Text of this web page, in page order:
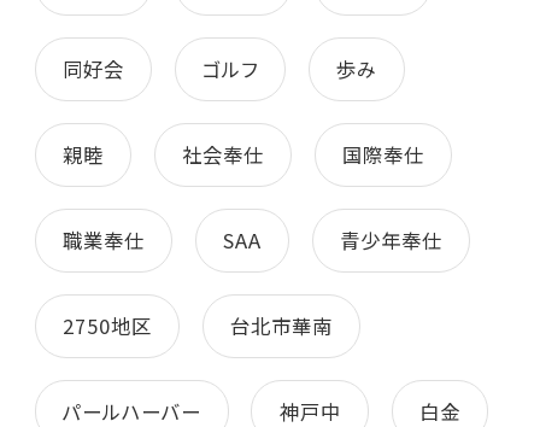
同好会 ゴルフ 歩み
親睦 社会奉仕 国際奉仕
職業奉仕 SAA 青少年奉仕
2750地区 台北市華南
パールハーバー 神戸中 白金